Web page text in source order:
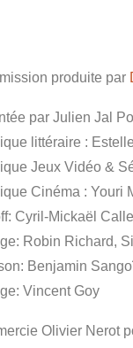
produite par
par Julien Jal
littéraire :
Jeux Vidéo &
Cinéma : Youri
Cyril-Mickaël
Robin Richard,
Benjamin
Vincent Goy
Olivier Nerot